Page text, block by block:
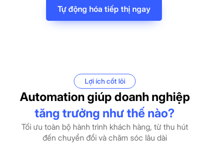
Tự động hóa tiếp thị ngay
Automation giúp doanh nghiệp
tăng trưởng như thế nào?
Tối ưu toàn bộ hành trình khách hàng, từ thu hút
đến chuyển đổi và chăm sóc lâu dài
Lợi ích cốt lõi